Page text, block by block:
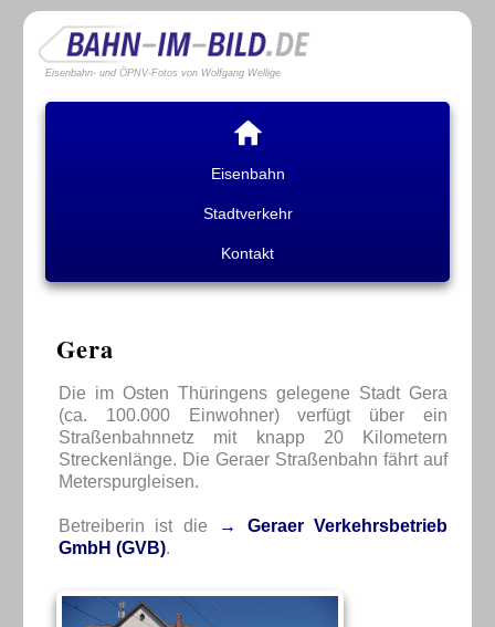
Eisenbahn- und ÖPNV-Fotos von Wolfgang Wellige
Eisenbahn
Stadtverkehr
Kontakt
Gera
Die im Osten Thüringens gelegene Stadt Gera
(ca. 100.000 Einwohner) verfügt über ein
Straßenbahnnetz mit knapp 20 Kilometern
Streckenlänge. Die Geraer Straßenbahn fährt auf
Meterspurgleisen.
Betreiberin ist die
→ Geraer Verkehrsbetrieb
GmbH (GVB).